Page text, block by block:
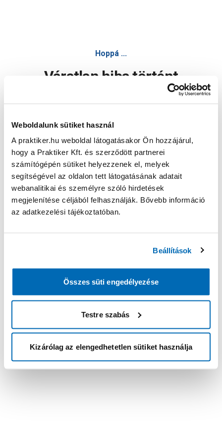
Weboldalunk sütiket használ
A praktiker.hu weboldal látogatásakor Ön hozzájárul,
hogy a Praktiker Kft. és szerződött partnerei
számítógépén sütiket helyezzenek el, melyek
segítségével az oldalon tett látogatásának adatait
webanalitikai és személyre szóló hirdetések
megjelenítése céljából felhasználják. Bővebb információ
az adatkezelési tájékoztatóban.
Beállítások
Összes süti engedélyezése
Testre szabás
Kizárólag az elengedhetetlen sütiket használja
Hoppá ...
Váratlan hiba történt
Oldal újratöltése